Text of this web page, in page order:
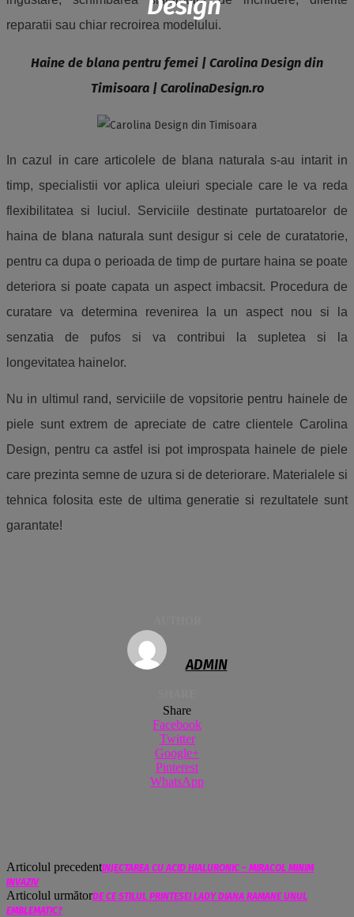
reparatii sau chiar recroirea modelului.
Haine de blana pentru femei | Carolina Design din
Timisoara| CarolinaDesign.ro
In cazul in care articolele de blana naturala s-au intarit in
timp, specialistii vor aplica uleiuri speciale care le va reda
flexibilitatea si luciul. Serviciile destinate purtatoarelor de
haina de blana naturala sunt desigur si cele de curatatorie,
pentru ca dupa o perioada de timp de purtare haina se poate
deteriora si poate capata un aspect imbacsit. Procedura de
curatare va determina revenirea la un aspect nou si la
senzatia de pufos si va contribui la supletea si la
longevitatea hainelor.
Nu in ultimul rand, serviciile de vopsitorie pentru hainele de
piele sunt extrem de apreciate de catre clientele Carolina
Design, pentru ca astfel isi pot improspata hainele de piele
care prezinta semne de uzura si de deteriorare. Materialele si
tehnica folosita este de ultima generatie si rezultatele sunt
garantate!
ADMIN
Share
Facebook
Twitter
Google+
Pinterest
WhatsApp
Articolul precedentINJECTAREA CU ACID HIALURONIC – MIRACOL MINIM
INVAZIV
Articolul următorDE CE STILUL PRINTESEI LADY DIANA RAMANE UNUL
EMBLEMATIC?